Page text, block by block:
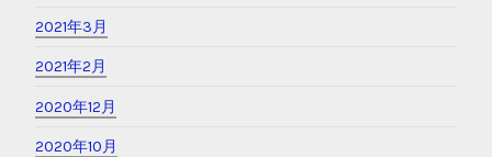
2021年3月
2021年2月
2020年12月
2020年10月